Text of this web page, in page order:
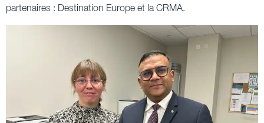
partenaires : Destination Europe et la CRMA.